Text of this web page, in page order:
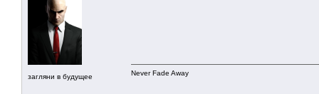
загляни в будущее Never Fade Away